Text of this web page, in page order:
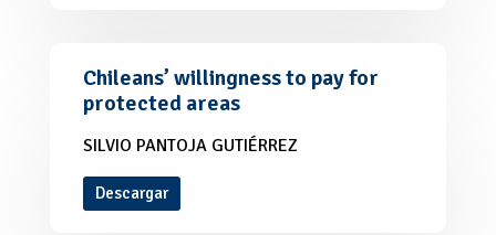
Chileans’ willingness to pay for
protected areas
SILVIO PANTOJA GUTIÉRREZ
Descargar